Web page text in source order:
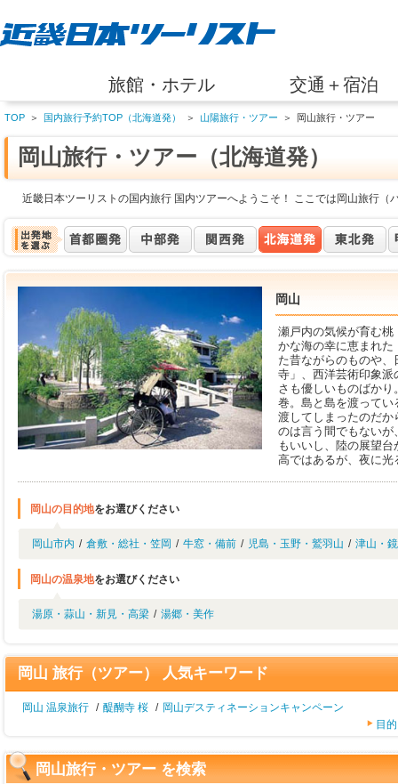
旅館・ホテル 交通＋宿泊
TOP ＞ 国内旅行予約TOP（北海道発） ＞ 山陽旅行・ツアー ＞ 岡山旅行・ツアー
岡山旅行・ツアー（北海道発）
近畿日本ツーリストの国内旅行 国内ツアーへようこそ！ ここでは岡山旅行（
岡山
瀬戸内の気候が育む
かな海の幸に恵まれ
た昔ながらのものや
寺」、西洋芸術印象
さも優しいものばか
巻。島と島を渡って
渡してしまったのだ
のは言う間でもない
もいいし、陸の展望
高ではあるが、夜に
岡山の目的地をお選びください
岡山市内 / 倉敷・総社・笠岡 / 牛窓・備前 / 児島・玉野・鷲羽山 / 津山・
岡山の温泉地をお選びください
湯原・蒜山・新見・高梁 / 湯郷・美作
岡山 旅行（ツアー） 人気キーワード
岡山 温泉旅行 / 醍醐寺 桜 / 岡山デスティネーションキャンペーン
目
岡山旅行・ツアー を検索